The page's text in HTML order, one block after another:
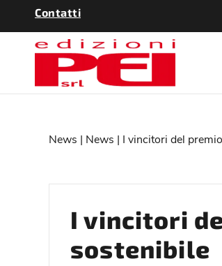
Contatti
News | News | I vincitori del
I vincitori
sostenibile